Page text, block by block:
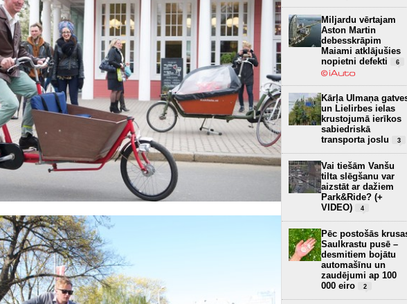
Miljardu vērtajam
Aston Martin
debesskrāpim
Maiami atklājušies
nopietni defekti
6
Kārļa Ulmaņa
un Lielirbes ielas
krustojumā ierīkos
sabiedriskā
transporta joslu
3
Vai tiešām Vanšu
tilta slēgšanu var
aizstāt ar dažiem
Park&Ride? (+
VIDEO)
4
Pēc postošās
Saulkrastu pusē –
desmitiem bojātu
automašīnu un
zaudējumi ap 100
000 eiro
2